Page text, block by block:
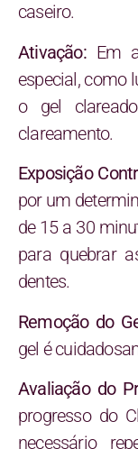
caseiro.
Ativação:Em
especial, como
o gel
clareamento.
Exposição
por um
de 15 a 30
para quebrar
dentes.
Remoção do
gel é
Avaliação do
progresso do
necessário